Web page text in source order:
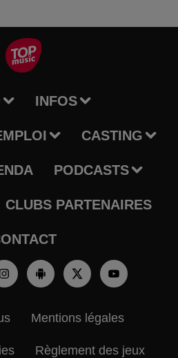
INFOS
CASTING
PODCASTS
CLUBS PARTENAIRES
Mentions légales
Règlement des jeux